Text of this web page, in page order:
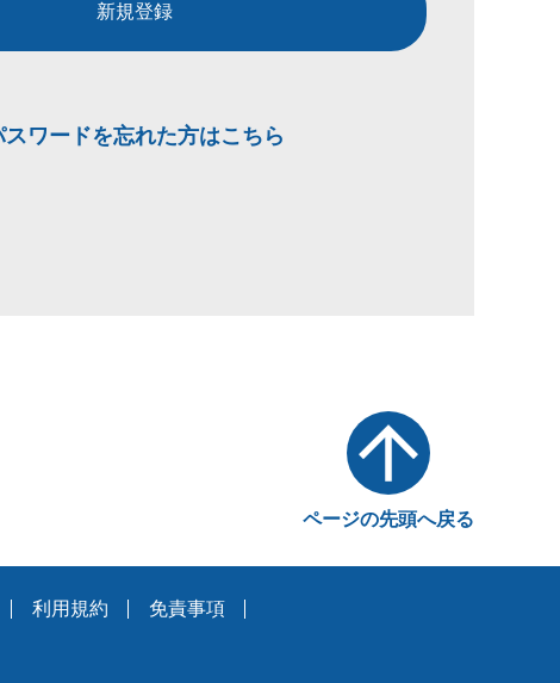
新規登録
スワードを忘れた方はこちら
ページの先頭へ戻る
利用規約 免責事項